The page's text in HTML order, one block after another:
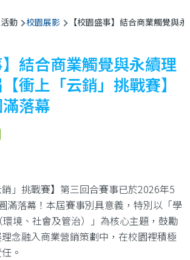
動 校園展影 【校園盛事】結合商業觸覺與
】結合商業觸覺與永續理
衝上「云銷」挑戰賽】
落幕
」挑戰賽】第三回合賽事已於2026年5
滿落幕！本屆賽事別具意義，特別以「學
環境、社會及管治）」為核心主題，鼓勵
念融入商業營銷策劃中，在校園裡積極
。